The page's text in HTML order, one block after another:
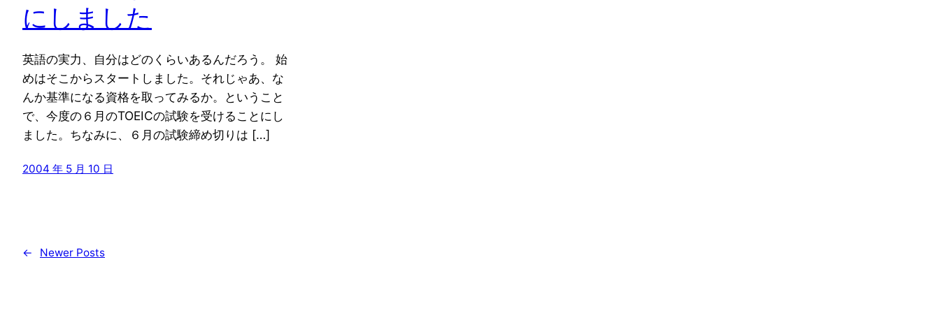
にしました
英語の実力、自分はどのくらいあるんだろう。 始
めはそこからスタートしました。それじゃあ、な
んか基準になる資格を取ってみるか。ということ
で、今度の６月のTOEICの試験を受けることにし
ました。ちなみに、６月の試験締め切りは […]
2004 年 5 月 10 日
← Newer Posts